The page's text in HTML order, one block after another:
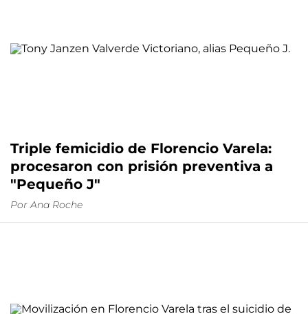
Triple femicidio de Florencio Varela:
procesaron con prisión preventiva a
"Pequeño J"
Por Ana Roche